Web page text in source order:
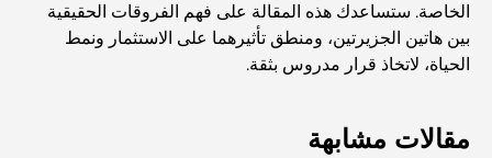
الخاصة. ستساعدك هذه المقالة على فهم الفروقات الحقيقية
بين هاتين الجزيرتين، ومنطق تأثيرهما على الاستثمار ونمط
الحياة، لاتخاذ قرار مدروس بثقة.
مقالات مشابهة